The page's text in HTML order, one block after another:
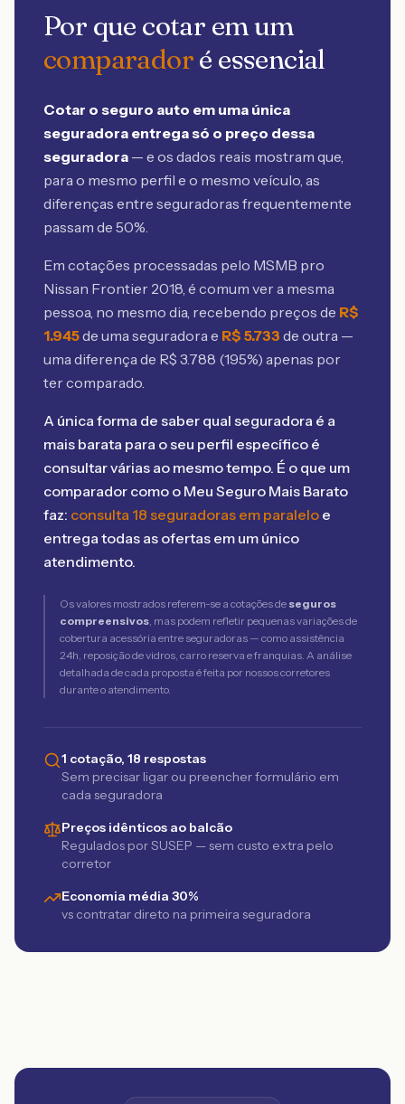
Por que cotar em um
comparadoré essencial
Cotar o seguro auto em uma única
seguradora entrega só o preço dessa
seguradora — e os dados reais mostram que,
para o mesmo perfil e o mesmo veículo, as
diferenças entre seguradoras frequentemente
passam de 50%.
Em cotações processadas pelo MSMB pro
Nissan Frontier 2018, é comum ver a mesma
pessoa, no mesmo dia, recebendo preços de R$
1.945de uma seguradora e R$ 5.733 de outra —
uma diferença de R$ 3.788 (195%) apenas por
ter comparado.
A única forma de saber qual seguradora é a
mais barata para o seu perfil específico é
consultar várias ao mesmo tempo. É o que um
comparador como o Meu Seguro Mais Barato
faz: consulta 18 seguradoras em paralelo e
entrega todas as ofertas em um único
atendimento.
Os valores mostrados referem-se a cotações de seguros
compreensivos, mas podem refletir pequenas variações de
cobertura acessória entre seguradoras — como assistência
24h, reposição de vidros, carro reserva e franquias. A análise
detalhada de cada proposta é feita por nossos corretores
durante o atendimento.
1 cotação, 18 respostas
Sem precisar ligar ou preencher formulário em
cada seguradora
Preços idênticos ao balcão
Regulados por SUSEP — sem custo extra pelo
corretor
Economia média 30%
vs contratar direto na primeira seguradora